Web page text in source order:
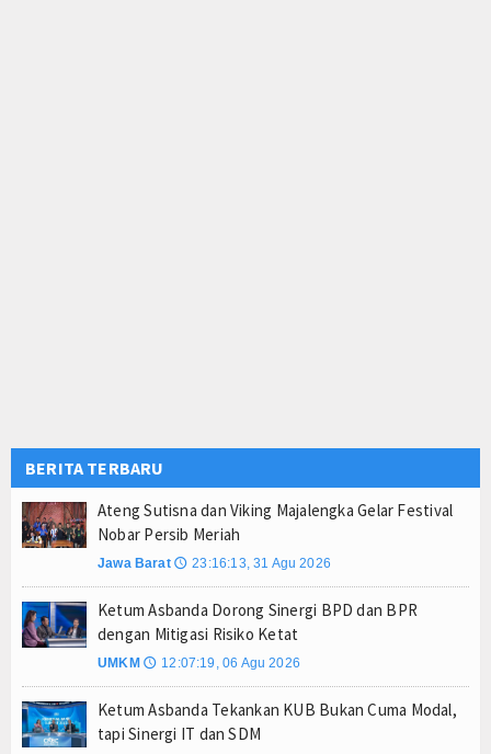
Kapolres Majalengka Ajak Bobotoh Junjung
BERITA TERBARU
Ateng Sutisna dan Viking Majalengka Gelar Festival
Nobar Persib Meriah
Jawa Barat 🕔 23:16:13, 31 Agu 2026
Ketum Asbanda Dorong Sinergi BPD dan BPR
dengan Mitigasi Risiko Ketat
UMKM 🕔 12:07:19, 06 Agu 2026
Ketum Asbanda Tekankan KUB Bukan Cuma Modal,
tapi Sinergi IT dan SDM